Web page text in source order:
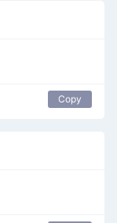
Copy